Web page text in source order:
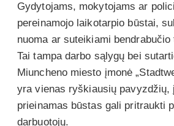
Gydytojams, mokytojams ar
pereinamojo laikotarpio būstai,
nuoma ar suteikiami
Tai tampa darbo sąlygų bei
Miuncheno miesto įmonė
yra vienas ryškiausių pavyzdžių,
prieinamas būstas gali pritraukti
darbuotojų.